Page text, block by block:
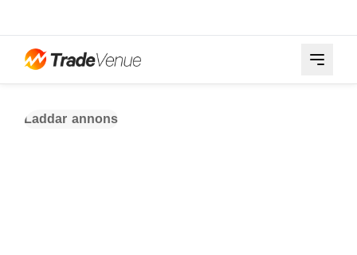
Laddar annons